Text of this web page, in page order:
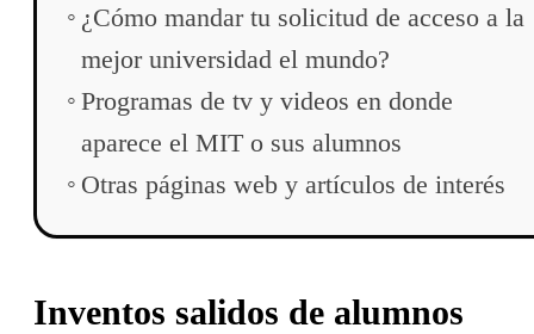
¿Cómo mandar tu solicitud de acceso a la
mejor universidad el mundo?
Programas de tv y videos en donde
aparece el MIT o sus alumnos
Otras páginas web y artículos de interés
Inventos salidos de alumnos